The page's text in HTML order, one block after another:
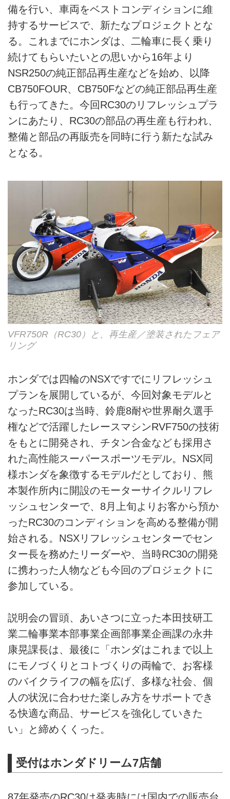
備を行い、車両をベストコンディションに維
持するサービスで、新たなプロジェクトとな
る。これまでにホンダは、二輪車に長く乗り
続けてもらいたいとの思いから16年より
NSR250の純正部品再生産などを始め、以降
CB750FOUR、CB750Fなどの純正部品再生産
も行ってきた。今回RC30のリフレッシュプラ
ンにあたり、RC30の部品の再生産も行われ、
整備と部品の再販売を同時に行う新たな試み
となる。
VFR750R（RC30）と、再生産／塗装されたフェア
リング
ホンダでは四輪のNSXですでにリフレッシュ
プランを展開しているが、今回対象モデルと
なったRC30は当時、鈴鹿8耐や世界耐久選手
権などで活躍したレースマシンRVF750の技術
をもとに開発され、チタン合金なども採用さ
れた高性能スーパースポーツモデル。NSX同
様ホンダを象徴するモデルだとしており、熊
本製作所内に開設のモーターサイクルリフレ
ッシュセンターで、8月上旬よりお客から預か
ったRC30のコンディションを高める整備が開
始される。NSXリフレッシュセンターでセン
ター長を務めたリーダーや、当時RC30の開発
に携わった人物なども今回のプロジェクトに
参加している。
説明会の冒頭、あいさつに立った本田技研工
業二輪事業本部事業企画部事業企画課の永井
康晃課長は、最後に「ホンダはこれまで以上
にモノづくりとコトづくりの両輪で、お客様
のバイクライフの幅を広げ、多様な社会、個
人の状況に合わせた楽しみ方をサポートでき
る快適な商品、サービスを強化していきた
い」と締めくくった。
受付はホンダドリーム7店舗
87年発売のRC30は発表時には国内での販売台